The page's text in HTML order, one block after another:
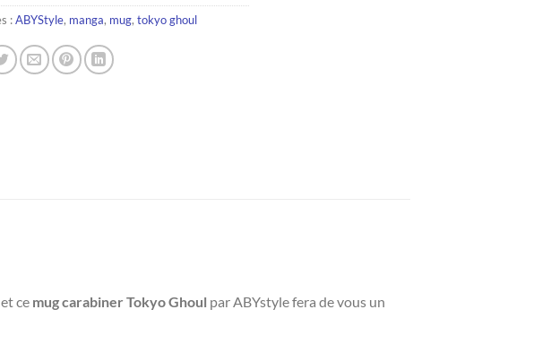
:ABYStyle, manga, mug, tokyo ghoul
ce mug carabiner Tokyo Ghoul par ABYstyle fera de vous un